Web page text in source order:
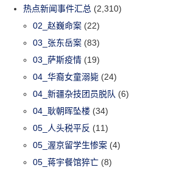
热点新闻事件汇总 (2,310)
02_赵巍命案 (22)
03_张东岳案 (83)
03_萨斯疫情 (19)
04_华裔女童溺毙 (24)
04_新疆杂技团员脱队 (6)
04_耿朝晖坠楼 (34)
05_人头税平反 (11)
05_渥京留学生惨案 (4)
05_蒋宇餐馆猝亡 (8)